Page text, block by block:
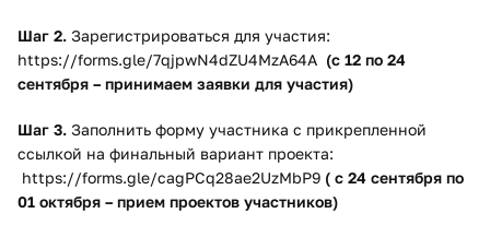
Шаг 2. Зарегистрироваться для участия:
https://forms.gle/7qjpwN4dZU4MzA64A (с 12 по 24
сентября – принимаем заявки для участия)
Шаг 3. Заполнить форму участника с прикрепленной
ссылкой на финальный вариант проекта:
https://forms.gle/cagPCq28ae2UzMbP9 ( с 24 сентября по
01 октября – прием проектов участников)